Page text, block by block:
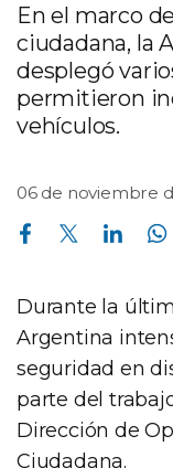
En el marco
ciudadana, la
desplegó
permitieron
vehículos.
06 de noviembre
Compartir en Facebook Compartir en Twitter Compartir en Linkedin Compartir en Whatsapp
Durante la
Argentina
seguridad en
parte del
Dirección de
Ciudadana.